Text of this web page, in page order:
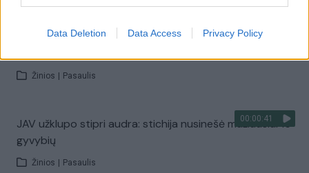
Data Deletion Data Access Privacy Policy
00:00:43
Smarki audra nusiaubė Teksasą: virto medžiai, kelio
Žinios Pasaulis
00:00:41
JAV užklupo stipri audra: stichija nusinešė mažiausiai 15
gyvybių
Žinios Pasaulis